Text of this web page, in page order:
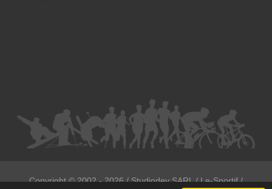
Copyright ©2002 - 2026/ Studiodev SARL / Le-Sportif /